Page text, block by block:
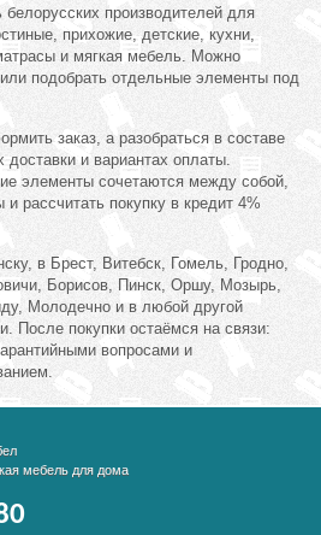
белорусских производителей для
прихожие, детские, кухни,
и мягкая мебель. Можно
подобрать отдельные элементы под
заказ, а разобраться в составе
доставки и вариантах оплаты.
элементы сочетаются между собой,
рассчитать покупку в кредит 4%
в Брест, Витебск, Гомель, Гродно,
Борисов, Пинск, Оршу, Мозырь,
Молодечно и в любой другой
После покупки остаёмся на связи:
вопросами и
мебель для дома